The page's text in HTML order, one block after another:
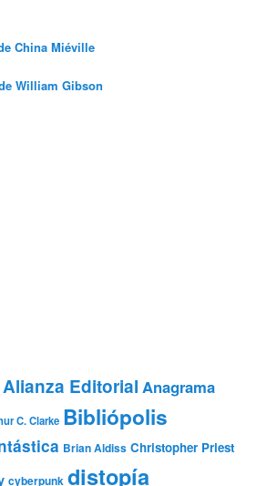
China Miéville
William Gibson
Alianza Editorial Anagrama
C. Clarke Bibliópolis
Brian Aldiss Christopher Priest
cyberpunk distopía